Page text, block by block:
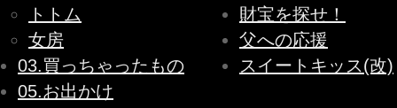
トトム
女房
03.買っちゃったもの
05.お出かけ
財宝を探せ！
父への応援
スイートキッス(改)